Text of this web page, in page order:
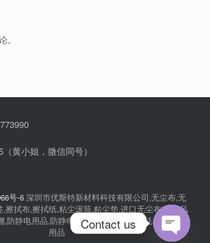
黄小姐，微信同号）
号-6深圳市优斯特新材料科技有限公司,无尘布,无
擦拭布,擦拭纸,粘尘滚筒,粘尘垫,进口无尘布,离子风
,防静电用品,防静电衣服,无尘室消耗品,耗材,实验室
用品
Contact us